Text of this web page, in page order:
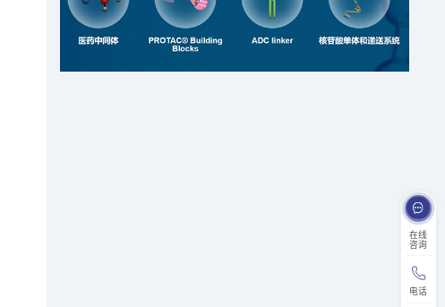
在线
咨询
电话